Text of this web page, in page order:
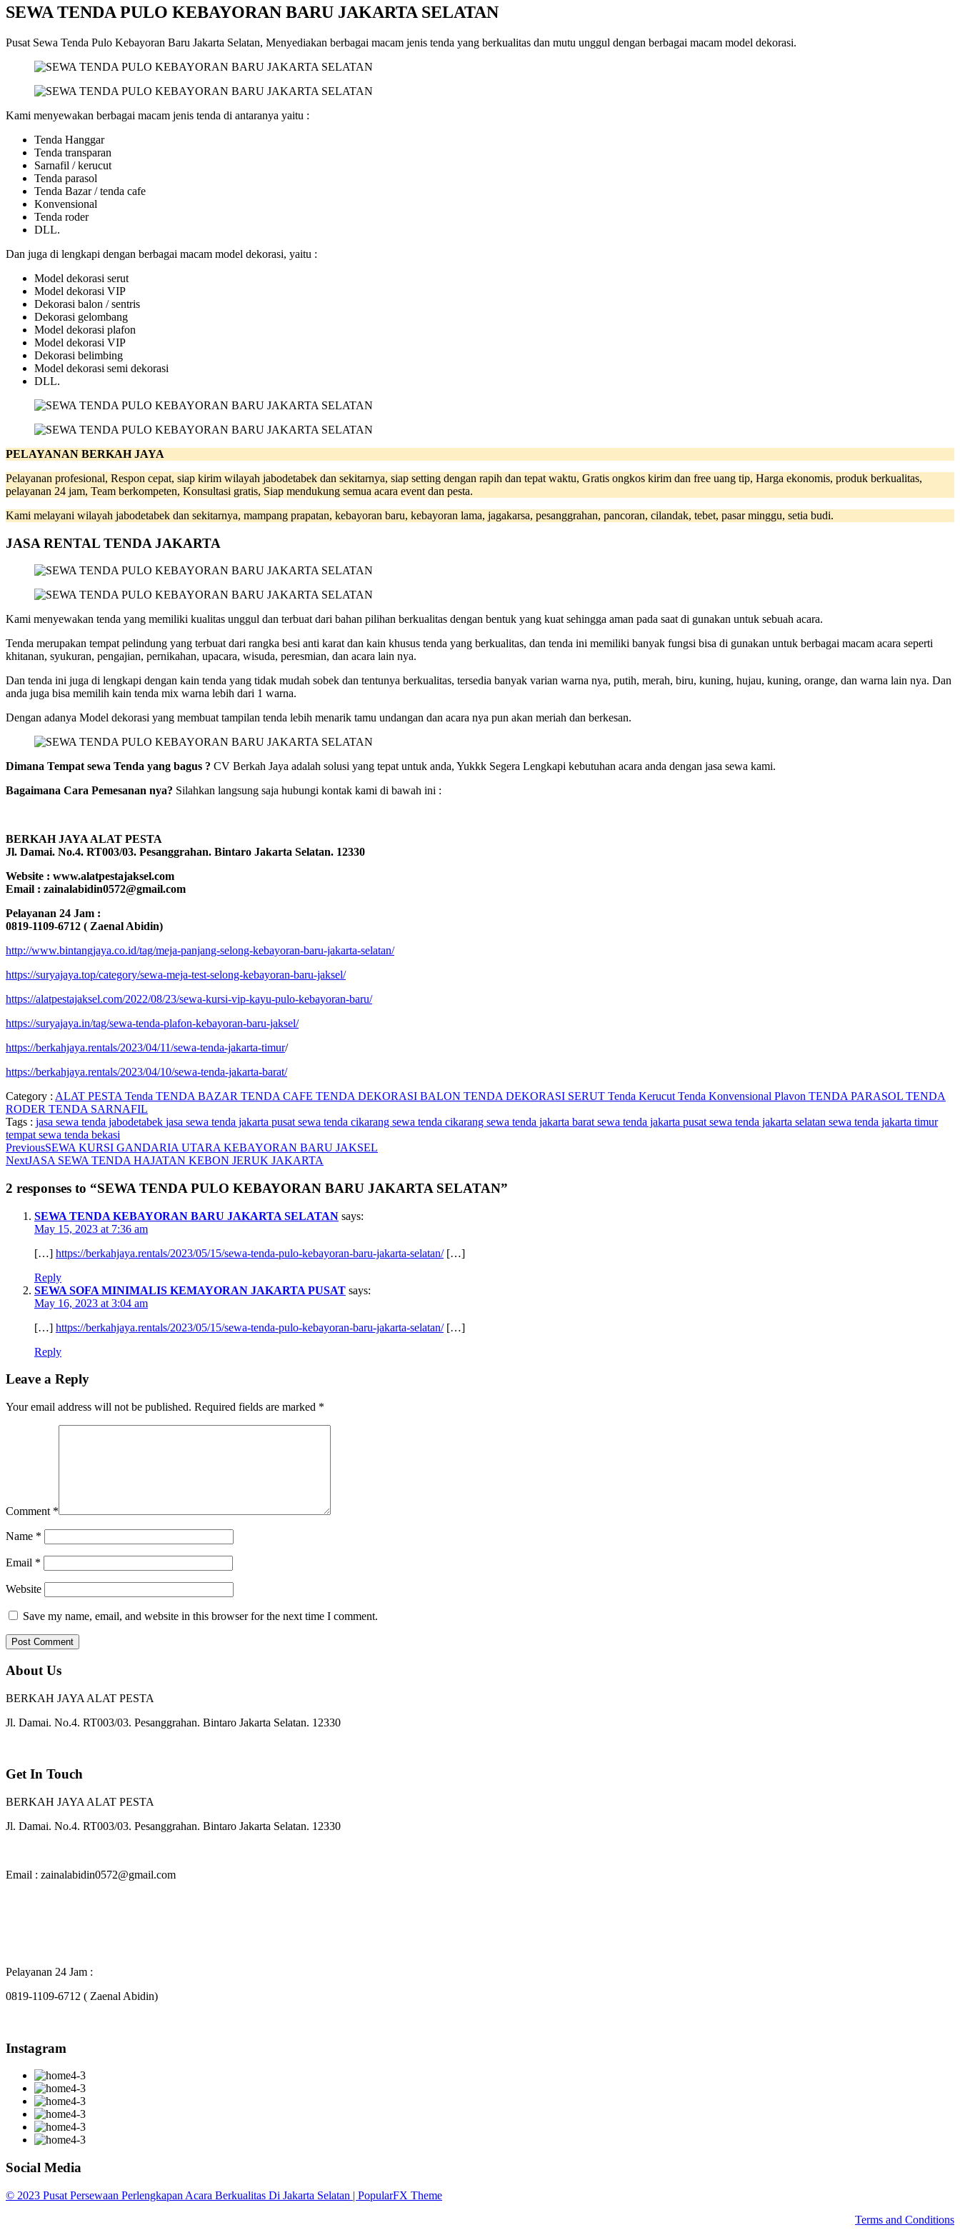
SEWA TENDA PULO KEBAYORAN BARU JAKARTA SELATAN
Pusat Sewa Tenda Pulo Kebayoran Baru Jakarta Selatan, Menyediakan berbagai macam jenis tenda yang berkualitas dan mutu unggul dengan berbagai macam model dekorasi.
Kami menyewakan berbagai macam jenis tenda di antaranya yaitu :
Tenda Hanggar
Tenda transparan
Sarnafil / kerucut
Tenda parasol
Tenda Bazar / tenda cafe
Konvensional
Tenda roder
DLL.
Dan juga di lengkapi dengan berbagai macam model dekorasi, yaitu :
Model dekorasi serut
Model dekorasi VIP
Dekorasi balon / sentris
Dekorasi gelombang
Model dekorasi plafon
Model dekorasi VIP
Dekorasi belimbing
Model dekorasi semi dekorasi
DLL.
PELAYANAN BERKAH JAYA
Pelayanan profesional, Respon cepat, siap kirim wilayah jabodetabek dan sekitarnya, siap setting dengan rapih dan tepat waktu, Gratis ongkos kirim dan free uang tip, Harga ekonomis, produk berkualitas,
pelayanan 24 jam, Team berkompeten, Konsultasi gratis, Siap mendukung semua acara event dan pesta.
Kami melayani wilayah jabodetabek dan sekitarnya, mampang prapatan, kebayoran baru, kebayoran lama, jagakarsa, pesanggrahan, pancoran, cilandak, tebet, pasar minggu, setia budi.
JASA RENTAL TENDA JAKARTA
Kami menyewakan tenda yang memiliki kualitas unggul dan terbuat dari bahan pilihan berkualitas dengan bentuk yang kuat sehingga aman pada saat di gunakan untuk sebuah acara.
Tenda merupakan tempat pelindung yang terbuat dari rangka besi anti karat dan kain khusus tenda yang berkualitas, dan tenda ini memiliki banyak fungsi bisa di gunakan untuk berbagai macam acara seperti
khitanan, syukuran, pengajian, pernikahan, upacara, wisuda, peresmian, dan acara lain nya.
Dan tenda ini juga di lengkapi dengan kain tenda yang tidak mudah sobek dan tentunya berkualitas, tersedia banyak varian warna nya, putih, merah, biru, kuning, hujau, kuning, orange, dan warna lain nya. Dan
anda juga bisa memilih kain tenda mix warna lebih dari 1 warna.
Dengan adanya Model dekorasi yang membuat tampilan tenda lebih menarik tamu undangan dan acara nya pun akan meriah dan berkesan.
Dimana Tempat sewa Tenda yang bagus ? CV Berkah Jaya adalah solusi yang tepat untuk anda, Yukkk Segera Lengkapi kebutuhan acara anda dengan jasa sewa kami.
Bagaimana Cara Pemesanan nya? Silahkan langsung saja hubungi kontak kami di bawah ini :
BERKAH JAYA ALAT PESTA
Jl. Damai. No.4. RT003/03. Pesanggrahan. Bintaro Jakarta Selatan. 12330
Website : www.alatpestajaksel.com
Email : zainalabidin0572@gmail.com
Pelayanan 24 Jam :
0819-1109-6712 ( Zaenal Abidin)
http://www.bintangjaya.co.id/tag/meja-panjang-selong-kebayoran-baru-jakarta-selatan/
https://suryajaya.top/category/sewa-meja-test-selong-kebayoran-baru-jaksel/
https://alatpestajaksel.com/2022/08/23/sewa-kursi-vip-kayu-pulo-kebayoran-baru/
https://suryajaya.in/tag/sewa-tenda-plafon-kebayoran-baru-jaksel/
https://berkahjaya.rentals/2023/04/11/sewa-tenda-jakarta-timur/
https://berkahjaya.rentals/2023/04/10/sewa-tenda-jakarta-barat/
Category : ALAT PESTA Tenda TENDA BAZAR TENDA CAFE TENDA DEKORASI BALON TENDA DEKORASI SERUT Tenda Kerucut Tenda Konvensional Plavon TENDA PARASOL TENDA
RODER TENDA SARNAFIL
Tags : jasa sewa tenda jabodetabek jasa sewa tenda jakarta pusat sewa tenda cikarang sewa tenda cikarang sewa tenda jakarta barat sewa tenda jakarta pusat sewa tenda jakarta selatan sewa tenda jakarta timur
tempat sewa tenda bekasi
PreviousSEWA KURSI GANDARIA UTARA KEBAYORAN BARU JAKSEL
NextJASA SEWA TENDA HAJATAN KEBON JERUK JAKARTA
2 responses to “SEWA TENDA PULO KEBAYORAN BARU JAKARTA SELATAN”
SEWA TENDA KEBAYORAN BARU JAKARTA SELATAN says:
May 15, 2023 at 7:36 am
[…] https://berkahjaya.rentals/2023/05/15/sewa-tenda-pulo-kebayoran-baru-jakarta-selatan/[…]
Reply
SEWA SOFA MINIMALIS KEMAYORAN JAKARTA PUSAT says:
May 16, 2023 at 3:04 am
[…] https://berkahjaya.rentals/2023/05/15/sewa-tenda-pulo-kebayoran-baru-jakarta-selatan/[…]
Reply
Leave a Reply
Your email address will not be published. Required fields are marked *
Comment *
Name *
Email *
Website
Save my name, email, and website in this browser for the next time I comment.
About Us
BERKAH JAYA ALAT PESTA
Jl. Damai. No.4. RT003/03. Pesanggrahan. Bintaro Jakarta Selatan. 12330
Get In Touch
BERKAH JAYA ALAT PESTA
Jl. Damai. No.4. RT003/03. Pesanggrahan. Bintaro Jakarta Selatan. 12330
Email : zainalabidin0572@gmail.com
Pelayanan 24 Jam :
0819-1109-6712 ( Zaenal Abidin)
Instagram
Social Media
© 2023 Pusat Persewaan Perlengkapan Acara Berkualitas Di Jakarta Selatan | PopularFX Theme
Terms and Conditions